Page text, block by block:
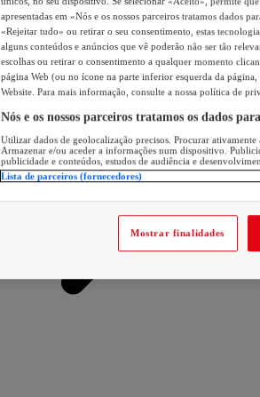
apresentadas em «Nós e os nossos parceiros tratamos dados
«Rejeitar tudo» ou retirar o seu consentimento, estas
alguns conteúdos e anúncios que vê poderão não ser tão
escolhas ou retirar o consentimento a qualquer momento
página Web (ou no ícone na parte inferior esquerda da página,
Website. Para mais informação, consulte a nossa política de
Nós e os nossos parceiros tratamos os dados
Utilizar dados de geolocalização precisos. Procurar
Armazenar e/ou aceder a informações num dispositivo.
publicidade e conteúdos, estudos de audiência e
Lista de parceiros (fornecedores)
Mostrar finalidades